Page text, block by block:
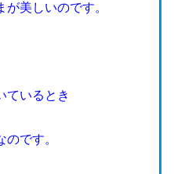
美しいのです。
ているとき
です。